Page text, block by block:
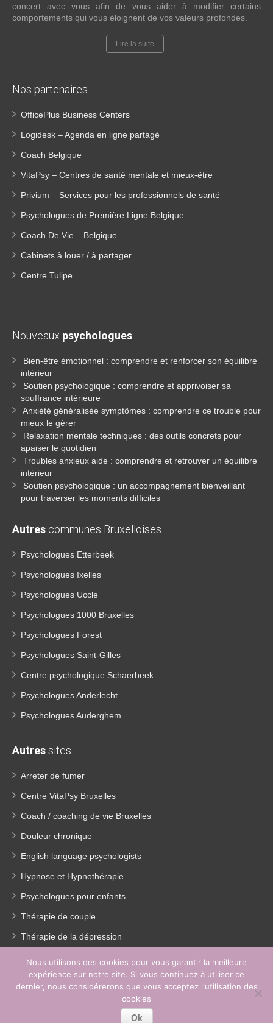
concert avec vous afin de vous aider à modifier certains
comportements qui vous éloignent de vos valeurs profondes.
Lire la suite
Nos partenaires
OfficePlus Business Centers
Logidesk – Agenda en ligne partagé
Coach Belgique
VitaPsy – Centres de santé mentale et mieux-être
Privium – Services pour les professionnels de santé
Psychologues de Première Ligne Belgique
Coach De Vie – Belgique
Cabinets à louer / à partager
Centre Tulipe
Nouveaux psychologues
Bien-être émotionnel : comprendre et renforcer son équilibre
intérieur
Soutien psychologique : comprendre et apprivoiser sa
souffrance intérieure
Anxiété généralisée symptômes : comprendre ce trouble pour
mieux le gérer
Relaxation mentale techniques : des outils concrets pour
apaiser le quotidien
Troubles anxieux aide : comprendre et retrouver un équilibre
intérieur
Soutien psychologique : un accompagnement bienveillant
pour traverser les moments difficiles
Autres communes Bruxelloises
Psychologues Etterbeek
Psychologues Ixelles
Psychologues Uccle
Psychologues 1000 Bruxelles
Psychologues Forest
Psychologues Saint-Gilles
Centre psychologique Schaerbeek
Psychologues Anderlecht
Psychologues Auderghem
Autressites
Arreter de fumer
Centre VitaPsy Bruxelles
Coach / coaching de vie Bruxelles
Douleur chronique
English language psychologists
Hypnose et Hypnothérapie
Psychologues pour enfants
Thérapie de couple
Thérapie de la dépression
Perte de poids
Nous utilisons des cookies pour vous garantir la meilleure
expérience sur notre site. Si vous continuez à utiliser ce
dernier, nous considérerons que vous acceptez l'utilisation des
cookies
Ok